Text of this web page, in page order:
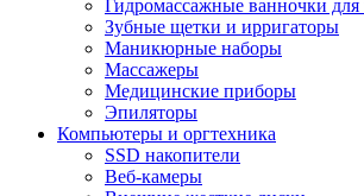
Гидромассажные ванночки для
Зубные щетки и ирригаторы
Маникюрные наборы
Массажеры
Медицинские приборы
Эпиляторы
Компьютеры и оргтехника
SSD накопители
Веб-камеры